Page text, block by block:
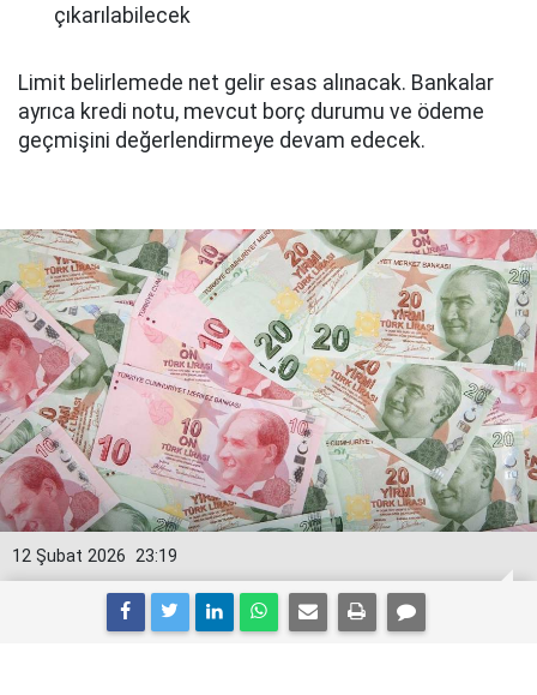
çıkarılabilecek
Limit belirlemede net gelir esas alınacak. Bankalar
ayrıca kredi notu, mevcut borç durumu ve ödeme
geçmişini değerlendirmeye devam edecek.
23:19
12 Şubat 2026